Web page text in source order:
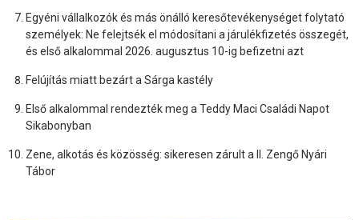
Egyéni vállalkozók és más önálló keresőtevékenységet folytató
személyek: Ne felejtsék el módosítani a járulékfizetés összegét,
és első alkalommal 2026. augusztus 10-ig befizetni azt
Felújítás miatt bezárt a Sárga kastély
Első alkalommal rendezték meg a Teddy Maci Családi Napot
Sikabonyban
Zene, alkotás és közösség: sikeresen zárult a II. Zengő Nyári
Tábor